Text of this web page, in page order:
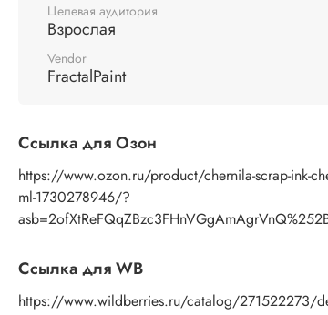
Целевая аудитория
Взрослая
Vendor
FractalPaint
Ссылка для Озон
https://www.ozon.ru/product/chernila-scrap-ink-
ml-1730278946/?
Ссылка для WB
https://www.wildberries.ru/catalog/271522273/